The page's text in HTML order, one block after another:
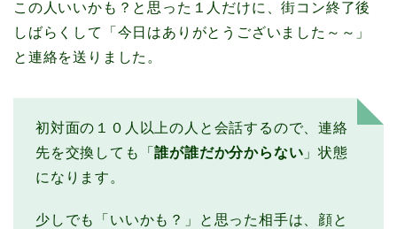
この人いいかも？と思った１人だけに、街コン終了後
しばらくして「今日はありがとうございました～～」
と連絡を送りました。
初対面の１０人以上の人と会話するので、連絡
先を交換しても「誰が誰だか分からない 」状態
になります。
少しでも「いいかも？」と思った相手は、顔と